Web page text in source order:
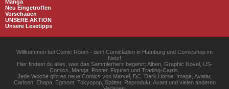
Manga
Neu Eingetroffen
Vorschauen
UNSERE AKTION
Unsere Lesetipps
Willkommen bei Comic Room - dem Comicladen in Hamburg und Comicshop im
Netz!
Hier findest du alles, was das Sammlerherz begehrt: Alben, Graphic Novel, US-
Comics, Manga, Poster, Figuren und Trading-Cards.
Jede Woche gibt es neue Comics von Marvel, DC, Dark Horse, Image, Avatar,
Carlsen, Ehapa, Egmont, Tokyopop, Splitter, Reprodukt, Avant und vielen anderen